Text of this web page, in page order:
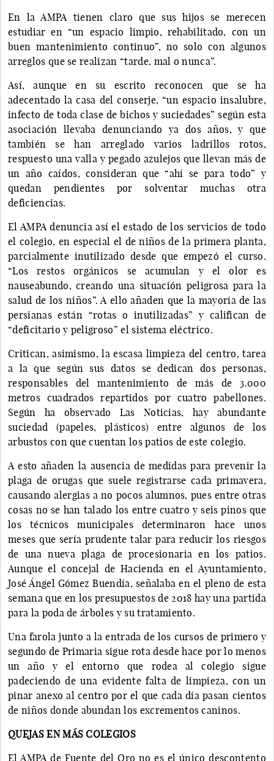
En la AMPA tienen claro que sus hijos se merecen
estudiar en “un espacio limpio, rehabilitado, con un
buen mantenimiento continuo”, no solo con algunos
arreglos que se realizan “tarde, mal o nunca”.
Así, aunque en su escrito reconocen que se ha
adecentado la casa del conserje, “un espacio insalubre,
infecto de toda clase de bichos y suciedades” según esta
asociación llevaba denunciando ya dos años, y que
también se han arreglado varios ladrillos rotos,
respuesto una valla y pegado azulejos que llevan más de
un año caídos, consideran que “ahí se para todo” y
quedan pendientes por solventar muchas otra
deficiencias.
El AMPA denuncia así el estado de los servicios de todo
el colegio, en especial el de niños de la primera planta,
parcialmente inutilizado desde que empezó el curso.
“Los restos orgánicos se acumulan y el olor es
nauseabundo, creando una situación peligrosa para la
salud de los niños”. A ello añaden que la mayoría de las
persianas están “rotas o inutilizadas” y califican de
“deficitario y peligroso” el sistema eléctrico.
Critican, asimismo, la escasa limpieza del centro, tarea
a la que según sus datos se dedican dos personas,
responsables del mantenimiento de más de 3.000
metros cuadrados repartidos por cuatro pabellones.
Según ha observado Las Noticias, hay abundante
suciedad (papeles, plásticos) entre algunos de los
arbustos con que cuentan los patios de este colegio.
A esto añaden la ausencia de medidas para prevenir la
plaga de orugas que suele registrarse cada primavera,
causando alergias a no pocos alumnos, pues entre otras
cosas no se han talado los entre cuatro y seis pinos que
los técnicos municipales determinaron hace unos
meses que sería prudente talar para reducir los riesgos
de una nueva plaga de procesionaria en los patios.
Aunque el concejal de Hacienda en el Ayuntamiento,
José Ángel Gómez Buendía, señalaba en el pleno de esta
semana que en los presupuestos de 2018 hay una partida
para la poda de árboles y su tratamiento.
Una farola junto a la entrada de los cursos de primero y
segundo de Primaria sigue rota desde hace por lo menos
un año y el entorno que rodea al colegio sigue
padeciendo de una evidente falta de limpieza, con un
pinar anexo al centro por el que cada día pasan cientos
de niños donde abundan los excrementos caninos.
QUEJAS EN MÁS COLEGIOS
El AMPA de Fuente del Oro no es el único descontento